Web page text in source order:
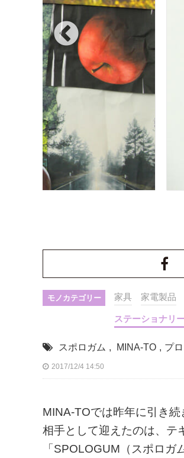
モノカテゴリー 家具 家電製品
ステーショナリ
スポロガム , MINA-TO , プ
2017/12/4 14:50
MINA-TOでは昨年に引き
相手として迎えたのは、テ
「SPOLOGUM（スポロ